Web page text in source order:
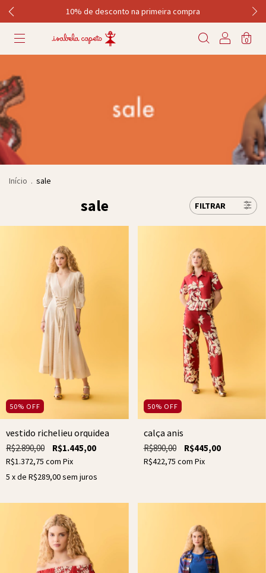
10% de desconto na primeira compra
0
Início . sale
sale FILTRAR
50% OFF
vestido richelieu orquidea
R$2.890,00 R$1.445,00
R$1.372,75 com Pix
5 x de R$289,00sem juros
50% OFF
calça anis
R$890,00 R$445,00
R$422,75 com Pix